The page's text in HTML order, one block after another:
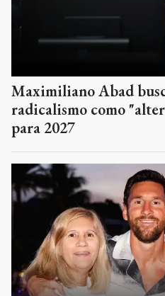
Maximiliano Abad
radicalismo como
para 2027